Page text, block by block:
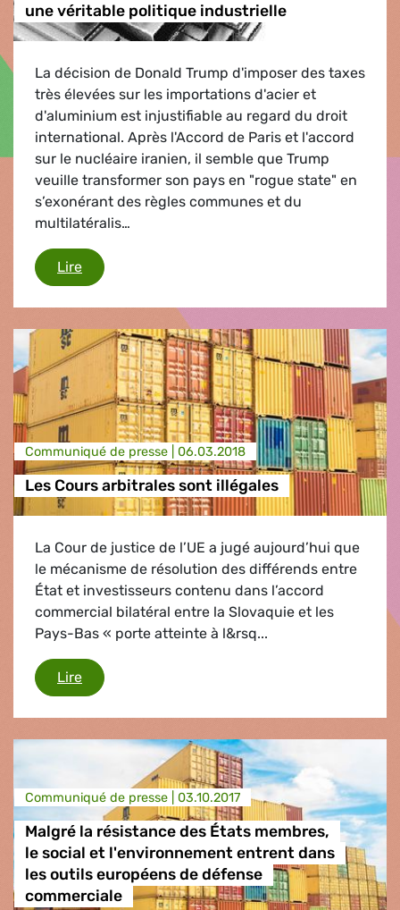
une véritable politique industrielle
La décision de Donald Trump d'imposer des taxes
très élevées sur les importations d'acier et
d'aluminium est injustifiable au regard du droit
international. Après l'Accord de Paris et l'accord
sur le nucléaire iranien, il semble que Trump
veuille transformer son pays en "rogue state" en
s’exonérant des règles communes et du
multilatéralis…
LireL'Europe doit réagir avec fermeté et bâtir une
Communiqué de presse | 06.03.2018
Les Cours arbitrales sont illégales
La Cour de justice de l’UE a jugé aujourd’hui que
le mécanisme de résolution des différends entre
État et investisseurs contenu dans l’accord
commercial bilatéral entre la Slovaquie et les
Pays-Bas « porte atteinte à l&rsq...
LireLes Cours arbitrales sont illégales
Communiqué de presse | 03.10.2017
Malgré la résistance des États membres,
le social et l'environnement entrent dans
les outils européens de défense
commerciale